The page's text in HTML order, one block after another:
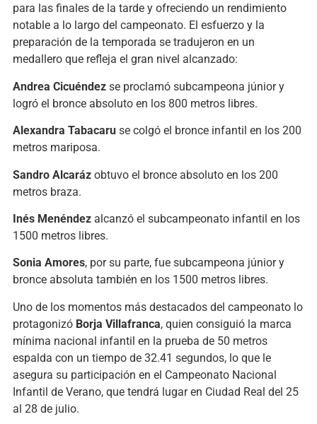
para las finales de la tarde y ofreciendo un rendimiento
notable a lo largo del campeonato. El esfuerzo y la
preparación de la temporada se tradujeron en un
medallero que refleja el gran nivel alcanzado:
Andrea Cicuéndez se proclamó subcampeona júnior y
logró el bronce absoluto en los 800 metros libres.
Alexandra Tabacaru se colgó el bronce infantil en los 200
metros mariposa.
Sandro Alcaráz obtuvo el bronce absoluto en los 200
metros braza.
Inés Menéndez alcanzó el subcampeonato infantil en los
1500 metros libres.
Sonia Amores, por su parte, fue subcampeona júnior y
bronce absoluta también en los 1500 metros libres.
Uno de los momentos más destacados del campeonato lo
protagonizó Borja Villafranca, quien consiguió la marca
mínima nacional infantil en la prueba de 50 metros
espalda con un tiempo de 32.41 segundos, lo que le
asegura su participación en el Campeonato Nacional
Infantil de Verano, que tendrá lugar en Ciudad Real del 25
al 28 de julio.